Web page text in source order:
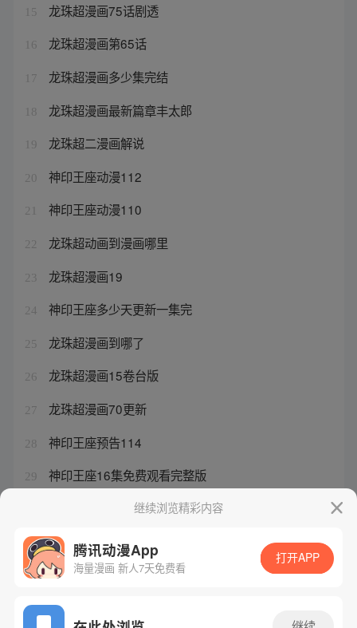
15 龙珠超漫画75话剧透
16 龙珠超漫画第65话
17 龙珠超漫画多少集完结
18 龙珠超漫画最新篇章丰太郎
19 龙珠超二漫画解说
20 神印王座动漫112
21 神印王座动漫110
22 龙珠超动画到漫画哪里
23 龙珠超漫画19
24 神印王座多少天更新一集完
25 龙珠超漫画到哪了
26 龙珠超漫画15卷台版
27 龙珠超漫画70更新
28 神印王座预告114
29 神印王座16集免费观看完整版
龙珠超漫画悟饭实力继续浏览精彩内容
腾讯动漫App
海量漫画 新人7天免费看
打开APP
网站备案/许可证号：粤B2-20090059-5